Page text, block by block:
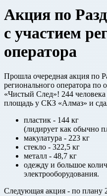
Акция по
с участием
оператора
Прошла очередная акция по
регионального оператора
«Чистый След»! 244
площадь у СКЗ «Алмаз» и
пластик - 144 кг
(лидирует как обычно
макулатура - 223 кг
стекло - 322,5 кг
металл - 48,7 кг
одежду и большое
электрооборудования.
Следующая акция - по плану